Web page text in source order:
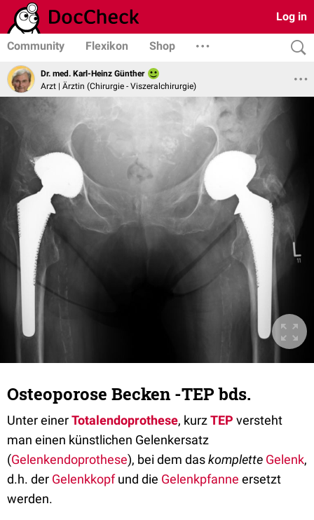
Log in
Community Flexikon Shop
Dr. med. Karl-Heinz Günther
Arzt | Ärztin (Chirurgie - Viszeralchirurgie)
Osteoporose Becken -TEP bds.
Unter einerTotalendoprothese, kurzTEP versteht
man einen künstlichen Gelenkersatz
(Gelenkendoprothese), bei dem daskomplette Gelenk,
d.h. der Gelenkkopfund die Gelenkpfanne ersetzt
werden.